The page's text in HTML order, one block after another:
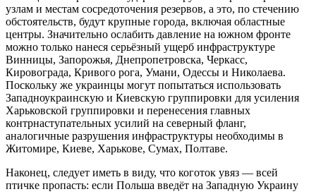
узлам и местам сосредоточения резервов, а это, по стечению
обстоятельств, будут крупные города, включая областные
центры. Значительно ослабить давление на южном фронте
можно только нанеся серьёзный ущерб инфраструктуре
Винницы, Запорожья, Днепропетровска, Черкасс,
Кировограда, Кривого рога, Умани, Одессы и Николаева.
Поскольку же украинцы могут попытаться использовать
Западноукраинскую и Киевскую группировки для усиления
Харьковской группировки и перенесения главных
контрнаступательных усилий на северный фланг,
аналогичные разрушения инфраструктуры необходимы в
Житомире, Киеве, Харькове, Сумах, Полтаве.
Наконец, следует иметь в виду, что коготок увяз — всей
птичке пропасть: если Польша введёт на Западную Украину